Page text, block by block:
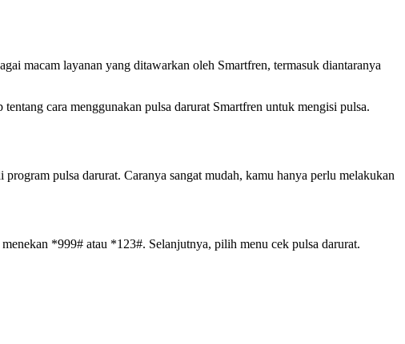
macam layanan yang ditawarkan oleh Smartfren, termasuk diantaranya
cara menggunakan pulsa darurat Smartfren untuk mengisi pulsa.
pulsa darurat. Caranya sangat mudah, kamu hanya perlu melakukan
*999# atau *123#. Selanjutnya, pilih menu cek pulsa darurat.